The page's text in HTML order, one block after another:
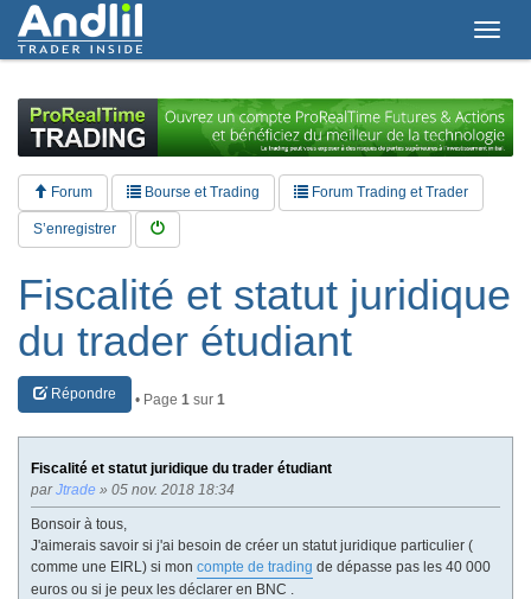
T
g
l
e
n
Forum Bourse et Trading Forum Trading et Trader
S’enregistrer
Fiscalité et statut juridique
du trader étudiant
Répondre • Page 1 sur 1
Fiscalité et statut juridique du trader étudiant
parJtrade » 05 nov. 2018 18:34
Bonsoir à tous,
J'aimerais savoir si j'ai besoin de créer un statut juridique particulier (
comme une EIRL) si mon compte de trading de dépasse pas les 40 000
euros ou si je peux les déclarer en BNC .